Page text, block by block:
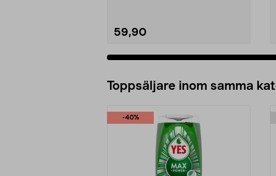
59,90
Toppsäljare inom samma
-40%